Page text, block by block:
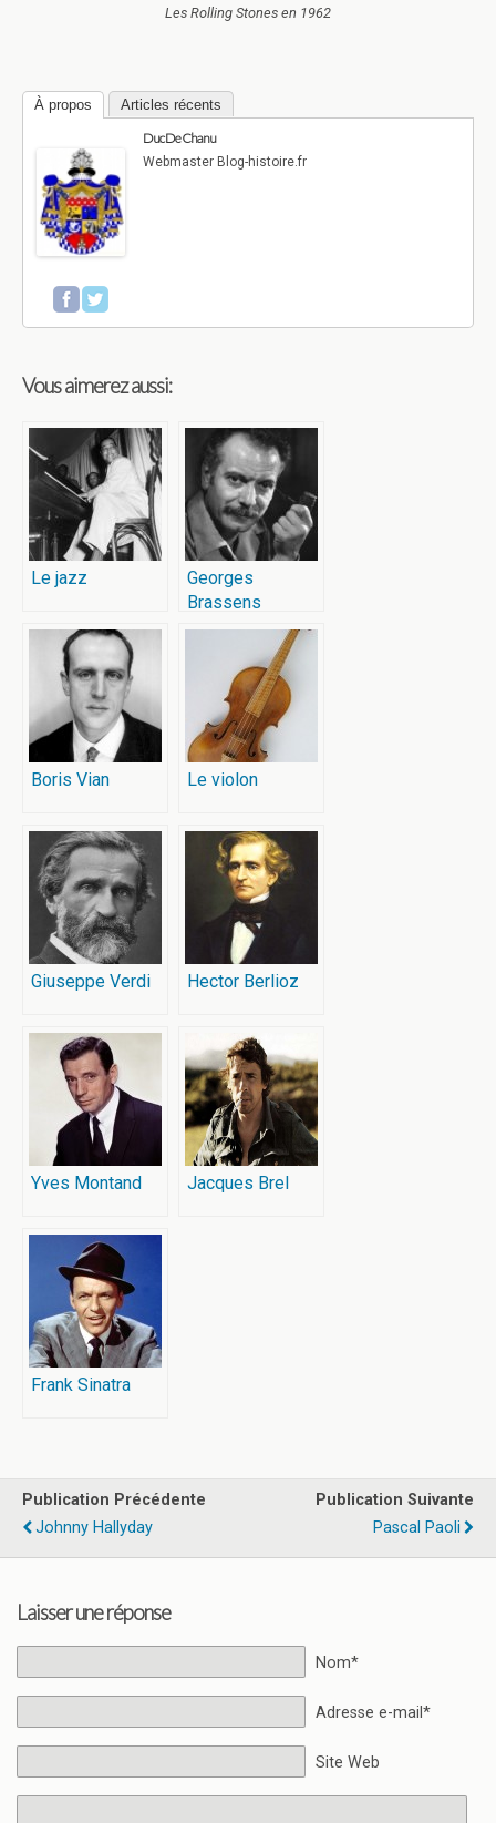
Les Rolling Stones en 1962
À propos
Articles récents
Duc De Chanu
Webmaster Blog-histoire.fr
Vous aimerez aussi:
Le jazz
Georges
Brassens
Boris Vian Le violon
Giuseppe Verdi Hector Berlioz
Yves Montand Jacques Brel
Frank Sinatra
Publication Précédente
Johnny Hallyday
Publication Suivante
Pascal Paoli
Laisser une réponse
Nom*
Adresse e-mail*
Site Web